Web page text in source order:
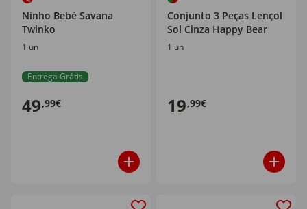
Ninho Bebé Savana
Twinko
1 un
Entrega Grátis
49,99€
Conjunto 3 Peças Lençol
Sol Cinza Happy Bear
1 un
19,99€